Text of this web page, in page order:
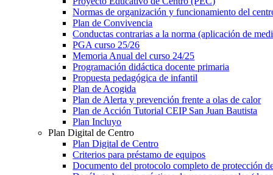
Normas de organización y funcionamiento del
Plan de Convivencia
Conductas contrarias a la norma (aplicación de
PGA curso 25/26
Memoria Anual del curso 24/25
Programación didáctica docente primaria
Propuesta pedagógica de infantil
Plan de Acogida
Plan de Alerta y prevención frente a olas de calor
Plan de Acción Tutorial CEIP San Juan Bautista
Plan Incluyo
Plan Digital de Centro
Plan Digital de Centro
Criterios para préstamo de equipos
Documento del protocolo completo de protección